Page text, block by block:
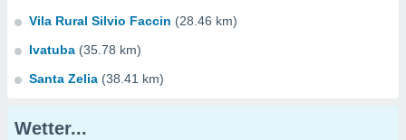
Vila Rural Silvio Faccin (28.46 km)
Ivatuba (35.78 km)
Santa Zelia (38.41 km)
Wetter...